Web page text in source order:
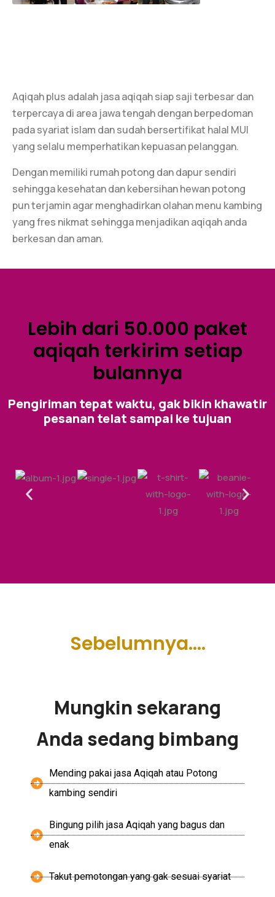
Aqiqah plus adalah jasa aqiqah siap saji terbesar dan
terpercaya di area jawa tengah dengan berpedoman
pada syariat islam dan sudah bersertifikat halal MUI
yang selalu memperhatikan kepuasan pelanggan.
Dengan memiliki rumah potong dan dapur sendiri
sehingga kesehatan dan kebersihan hewan potong
pun terjamin agar menghadirkan olahan menu kambing
yang fres nikmat sehingga menjadikan aqiqah anda
berkesan dan aman.
Lebih dari 50.000 paket
aqiqah terkirim setiap
bulannya
Pengiriman tepat waktu, gak bikin khawatir
pesanan telat sampai ke tujuan
Sebelumnya....
Mungkin sekarang
Anda sedang bimbang
Mending pakai jasa Aqiqah atau Potong
kambing sendiri
Bingung pilih jasa Aqiqah yang bagus dan
enak
Takut pemotongan yang gak sesuai syariat